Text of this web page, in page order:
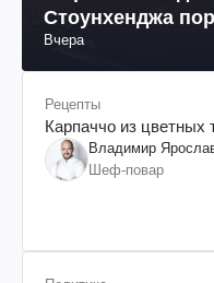
Стоунхенджа
Вчера
Рецепты
Карпаччо из цветных
Владимир
Шеф-повар